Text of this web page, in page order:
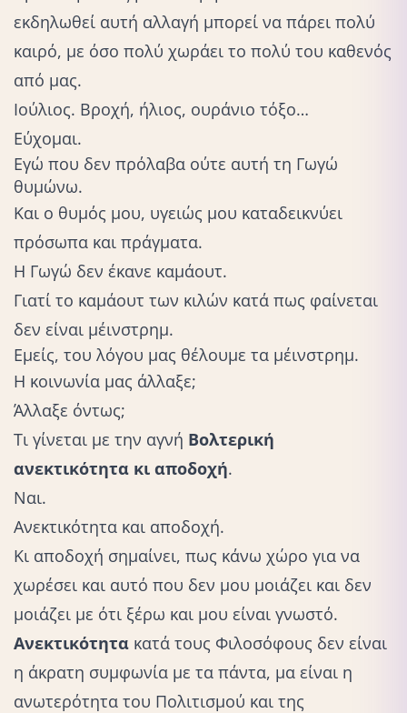
εκδηλωθεί αυτή αλλαγή μπορεί να πάρει πολύ
καιρό, με όσο πολύ χωράει το πολύ του καθενός
από μας.
Ιούλιος. Βροχή, ήλιος, ουράνιο τόξο…
Εύχομαι.
Εγώ που δεν πρόλαβα ούτε αυτή τη Γωγώ
θυμώνω.
Και ο θυμός μου, υγειώς μου καταδεικνύει
πρόσωπα και πράγματα.
Η Γωγώ δεν έκανε καμάουτ.
Γιατί το καμάουτ των κιλών κατά πως φαίνεται
δεν είναι μέινστρημ.
Εμείς, του λόγου μας θέλουμε τα μέινστρημ.
Η κοινωνία μας άλλαξε;
Άλλαξε όντως;
Τι γίνεται με την αγνή Βολτερική
ανεκτικότητα κι αποδοχή.
Ναι.
Ανεκτικότητα και αποδοχή.
Κι αποδοχή σημαίνει, πως κάνω χώρο για να
χωρέσει και αυτό που δεν μου μοιάζει και δεν
μοιάζει με ότι ξέρω και μου είναι γνωστό.
Ανεκτικότητα κατά τους Φιλοσόφους δεν είναι
η άκρατη συμφωνία με τα πάντα, μα είναι η
ανωτερότητα του Πολιτισμού και της